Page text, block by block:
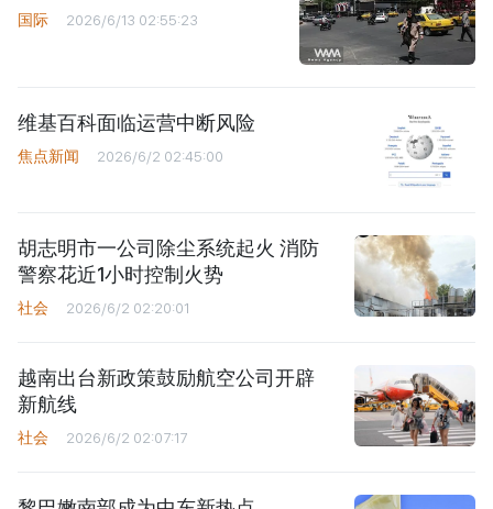
国际 2026/6/13 02:55:23
维基百科面临运营中断风险
焦点新闻 2026/6/2 02:45:00
胡志明市一公司除尘系统起火 消防
警察花近1小时控制火势
社会 2026/6/2 02:20:01
越南出台新政策鼓励航空公司开辟
新航线
社会 2026/6/2 02:07:17